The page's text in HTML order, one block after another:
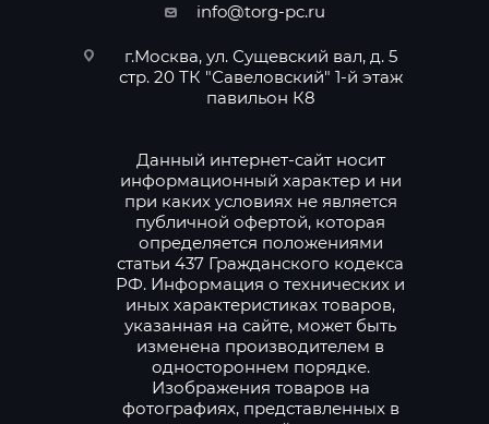
info@torg-pc.ru
г.Москва, ул. Сущевский вал, д. 5
стр. 20 ТК "Савеловский" 1-й этаж
павильон К8
Данный интернет-сайт носит
информационный характер и ни
при каких условиях не является
публичной офертой, которая
определяется положениями
статьи 437 Гражданского кодекса
РФ. Информация о технических и
иных характеристиках товаров,
указанная на сайте, может быть
изменена производителем в
одностороннем порядке.
Изображения товаров на
фотографиях, представленных в